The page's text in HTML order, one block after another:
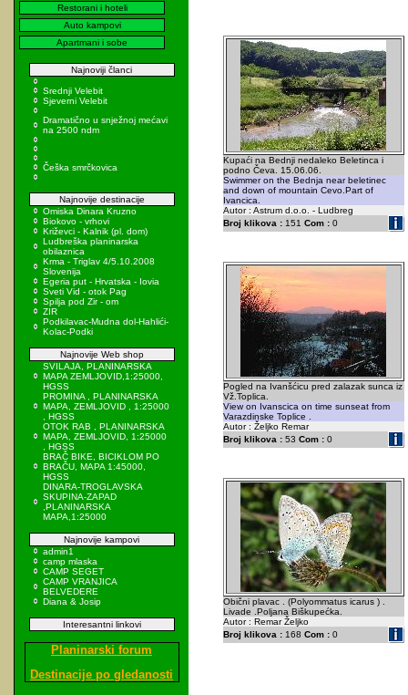
Restorani i hoteli
Auto kampovi
Apartmani i sobe
Najnoviji članci
Srednji Velebit
Sjeverni Velebit
Dramatično u snježnoj mećavi
na 2500 ndm
Češka smrčkovica
Najnovije destinacije
Omiska Dinara Kruzno
Biokovo - vrhovi
Križevci - Kalnik (pl. dom)
Ludbreška planinarska
obilaznica
Krma - Triglav 4/5.10.2008
Slovenija
Egeria put - Hrvatska - Iovia
Sveti Vid - otok Pag
Spilja pod Zir - om
ZIR
Podkilavac-Mudna dol-Hahlići-
Kolac-Podki
Najnovije Web shop
SVILAJA, PLANINARSKA
MAPA ZEMLJOVID,1:25000,
HGSS
PROMINA , PLANINARSKA
MAPA, ZEMLJOVID , 1:25000
, HGSS
OTOK RAB , PLANINARSKA
MAPA, ZEMLJOVID, 1:25000
, HGSS
BRAČ BIKE, BICIKLOM PO
BRAČU, MAPA 1:45000,
HGSS
DINARA-TROGLAVSKA
SKUPINA-ZAPAD
,PLANINARSKA
MAPA,1:25000
Najnovije kampovi
admin1
camp mlaska
CAMP SEGET
CAMP VRANJICA
BELVEDERE
Diana & Josip
Interesantni linkovi
Planinarski forum
Destinacije po gledanosti
Kupaći na Bednji nedaleko Beletinca i
podno Čeva. 15.06.06.
Swimmer on the Bednja near beletinec
and down of mountain Cevo.Part of
Ivancica.
Autor : Astrum d.o.o. - Ludbreg
Broj klikova :151 Com :0
Pogled na Ivanšćicu pred zalazak sunca iz
Vž.Toplica.
View on Ivanscica on time sunseat from
Varazdinske Toplice .
Autor : Željko Remar
Broj klikova :53 Com :0
Obični plavac . (Polyommatus icarus ) .
Livade .Poljana Biškupećka.
Autor : Remar Željko
Broj klikova :168 Com :0